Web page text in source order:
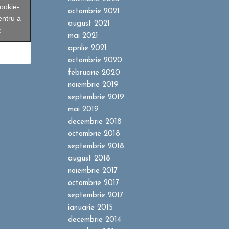
a
octombrie 2021
august 2021
mai 2021
aprilie 2021
octombrie 2020
februarie 2020
noiembrie 2019
septembrie 2019
mai 2019
decembrie 2018
octombrie 2018
septembrie 2018
august 2018
noiembrie 2017
octombrie 2017
septembrie 2017
ianuarie 2015
decembrie 2014